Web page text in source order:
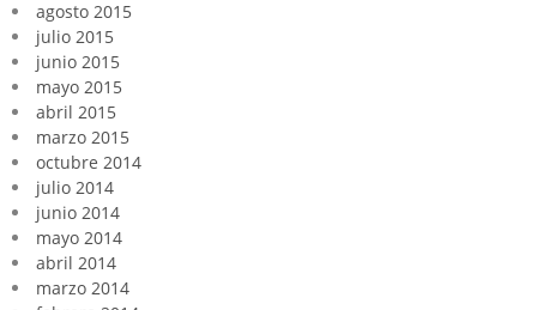
agosto 2015
julio 2015
junio 2015
mayo 2015
abril 2015
marzo 2015
octubre 2014
julio 2014
junio 2014
mayo 2014
abril 2014
marzo 2014